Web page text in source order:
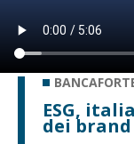
ESG,
dei brand